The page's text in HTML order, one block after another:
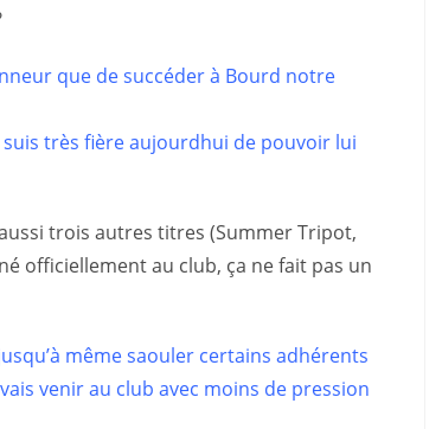
que de succéder à Bourd notre
suis très fière aujourdhui de pouvoir lui
trois autres titres (Summer Tripot,
officiellement au club, ça ne fait pas un
même saouler certains adhérents
venir au club avec moins de pression